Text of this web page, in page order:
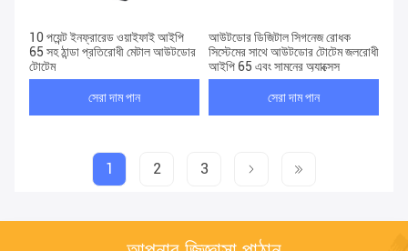
10 পয়েন্ট ইনফ্রারেড ওয়াইফাই আইপি
65 সহ ঠান্ডা প্রতিরোধী মেটাল আউটডোর
টোটেম
সেরা দাম পান
আউটডোর ডিজিটাল সিগনেজ রোধক
সিস্টেমের সাথে আউটডোর টোটেম জলরোধী
আইপি 65 এবং সামনের অ্যাক্সেস
সেরা দাম পান
1 2 3